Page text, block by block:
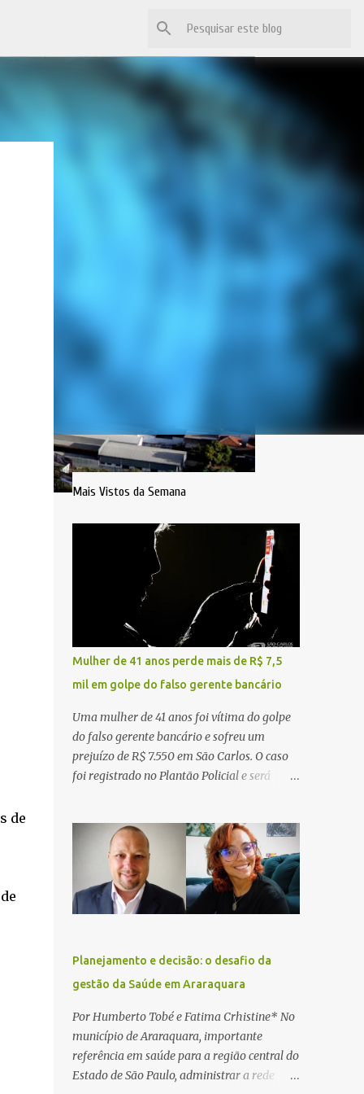
de
Mais Vistos da Semana
Mulher de 41 anos perde mais de R$ 7,5
mil em golpe do falso gerente bancário
Uma mulher de 41 anos foi vítima do golpe
do falso gerente bancário e sofreu um
prejuízo de R$ 7.550 em São Carlos. O caso
foi registrado no Plantão Policial e será
ocorrência, a vítima recebeu contato pelo
WhatsApp de um homem que afirmava ser
o novo gerente da conta bancária da
empresa. O suspeito alegou que seria
necessário atualizar o cadastro da conta e
procedimentos que deveriam ser realizados.
Dias depois, o golpista enviou um
documento em PDF simulando uma
comunicação oficial da instituição
financeira. Na sequência, entrou em contato
por telefone e encaminhou um link,
orientando a vítima a acessá-lo pelo
Planejamento e decisão: o desafio da
gestão da Saúde em Araraquara
Por Humberto Tobé e Fatima Crhistine* No
município de Araraquara, importante
referência em saúde para a região central do
Estado de São Paulo, administrar a rede